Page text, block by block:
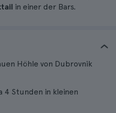
in einer der Bars.
Höhle von Dubrovnik
4 Stunden in kleinen